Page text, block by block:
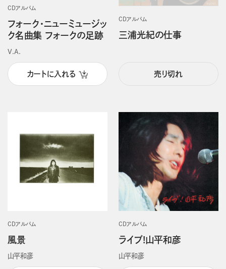
CDアルバム
フォーク・ニューミュージッ
ク名曲集 フォークの足跡
V.A.
カートに入れる
CDアルバム
三浦光紀の仕事
売り切れ
CDアルバム
風景
山平和彦
CDアルバム
ライブ!山平和彦
山平和彦